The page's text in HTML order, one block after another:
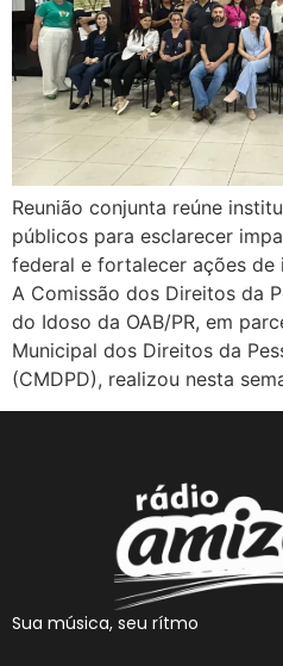
Reunião conjunta reúne
públicos para esclarecer
federal e fortalecer ações de
A Comissão dos Direitos da
do Idoso da OAB/PR, em
Municipal dos Direitos da
(CMDPD), realizou nesta
Sua música, seu rítmo